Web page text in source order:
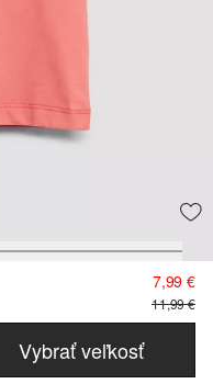
7,99 €
11,99 €
Vybrať veľkosť